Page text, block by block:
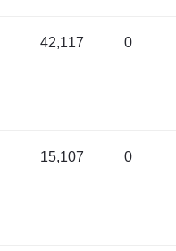
0
42,117
0
15,107